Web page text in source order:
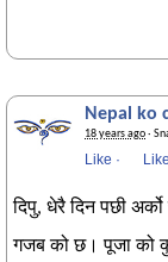
Nepal ko
18 years ago·
Like ·
दिपु, धेरै दिन पछी
गजब को छ। पूजा को